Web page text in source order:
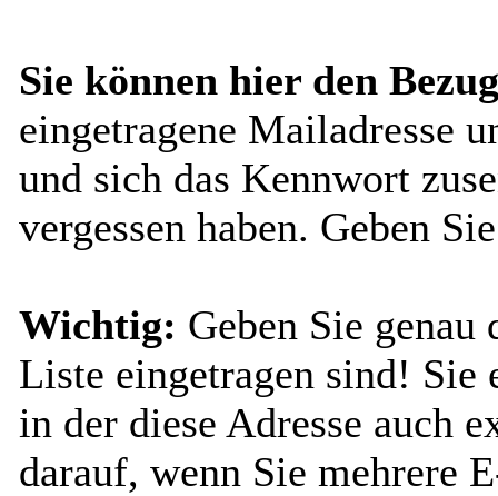
Sie können hier den
eingetragene Mailadresse
und sich das Kennwort
vergessen haben. Geben
Wichtig: Geben Sie
Liste eingetragen sind!
in der diese Adresse auch
darauf, wenn Sie mehrere